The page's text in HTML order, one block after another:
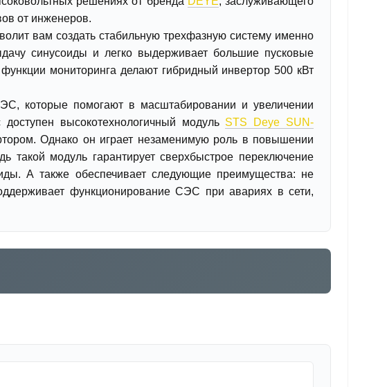
от инженеров.
вам создать стабильную трехфазную систему именно
синусоиды и легко выдерживает большие пусковые
мониторинга делают гибридный инвертор 500 кВт
которые помогают в масштабировании и увеличении
высокотехнологичный модуль STS Deye SUN-
Однако он играет незаменимую роль в повышении
модуль гарантирует сверхбыстрое переключение
А также обеспечивает следующие преимущества: не
функционирование СЭС при авариях в сети,